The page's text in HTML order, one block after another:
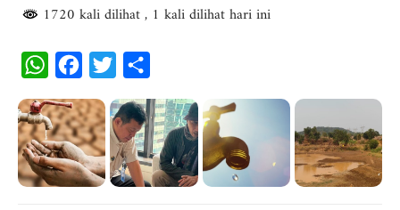
1720 kali dilihat, 1 kali dilihat hari ini
W
a
t
s
c
e
b
i
t
t
a
r
e